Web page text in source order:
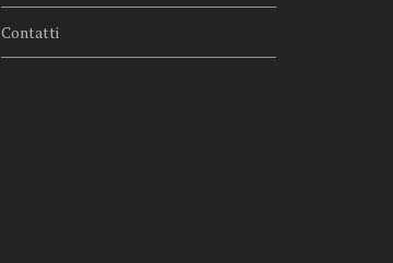
Contatti